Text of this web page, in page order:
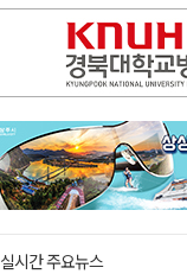
실시간 주요뉴스